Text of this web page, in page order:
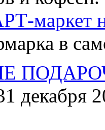
маркет
в
декабря